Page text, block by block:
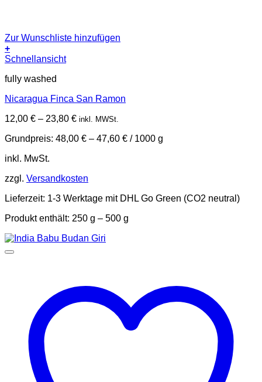
Zur Wunschliste hinzufügen
+
Dieses
weist
Varianten
Die
können
auf
der
Produktseite
gewählt
werden
Schnellansicht
fully washed
Nicaragua Finca San Ramon
12,00 € – 23,80 € inkl. MWSt.
Grundpreis: 48,00 € – 47,60 € / 1000 g
inkl. MwSt.
zzgl. Versandkosten
Lieferzeit: 1-3 Werktage mit DHL Go Green (CO2 neutral)
Produkt enthält: 250 g – 500 g